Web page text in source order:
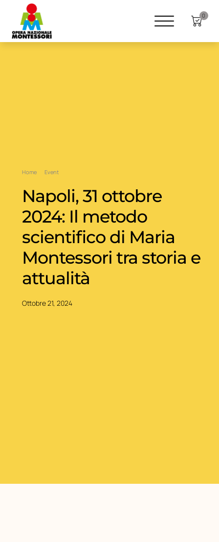
0
Home Event
Napoli, 31 ottobre
2024: Il metodo
scientifico di Maria
Montessori tra storia e
attualità
Ottobre 21, 2024